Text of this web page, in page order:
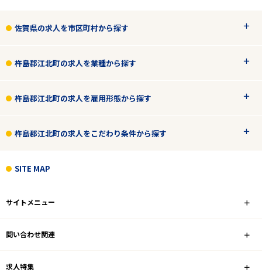
エリアで探す
杵島郡江北町
ホームセンター
雇用形態
佐賀県の求人を市区町村から探す
杵島郡江北町の求人を業種から探す
杵島郡江北町の求人を雇用形態から探す
杵島郡江北町の求人をこだわり条件から探す
SITE MAP
サイトメニュー
問い合わせ関連
求人特集